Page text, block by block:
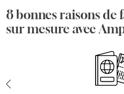
8 bonnes raisons de
sur mesure avec